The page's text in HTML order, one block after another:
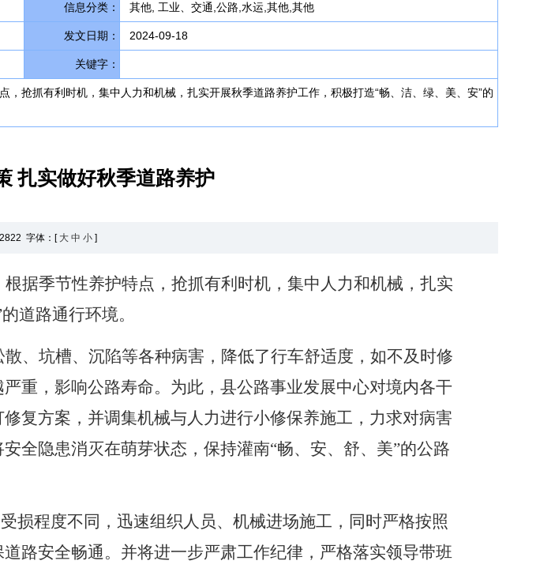
信息分类： 其他, 工业、交通,公路,水运,其他,其他
发文日期： 2024-09-18
关键字：
抢抓有利时机，集中人力和机械，扎实开展秋季道路养护工作，积极打造“畅、洁、绿、美、安”的
扎实做好秋季道路养护
2822 字体：[ 大 中 小 ]
据季节性养护特点，抢抓有利时机，集中人力和机械，扎实
道路通行环境。
、坑槽、沉陷等各种病害，降低了行车舒适度，如不及时修
重，影响公路寿命。为此，县公路事业发展中心对境内各干
复方案，并调集机械与人力进行小修保养施工，力求对病害
全隐患消灭在萌芽状态，保持灌南“畅、安、舒、美”的公路
损程度不同，迅速组织人员、机械进场施工，同时严格按照
路安全畅通。并将进一步严肃工作纪律，严格落实领导带班